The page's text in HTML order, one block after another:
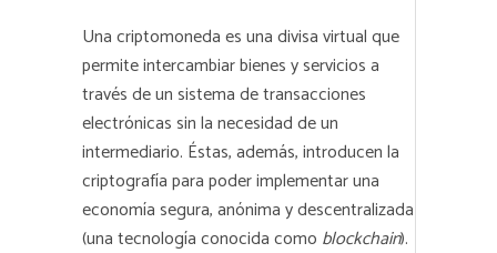
Una criptomoneda es una divisa virtual que
permite intercambiar bienes y servicios a
través de un sistema de transacciones
electrónicas sin la necesidad de un
intermediario. Éstas, además, introducen la
criptografía para poder implementar una
economía segura, anónima y descentralizada
(una tecnología conocida como blockchain).